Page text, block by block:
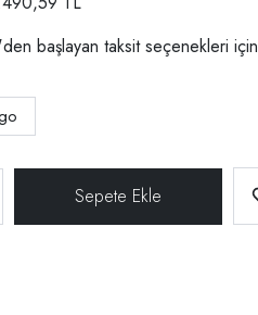
başlayan taksit seçenekleri için